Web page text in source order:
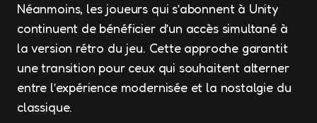
Néanmoins, les joueurs qui s’abonnent à Unity
continuent de bénéficier d’un accès simultané à
la version rétro du jeu. Cette approche garantit
une transition pour ceux qui souhaitent alterner
entre l’expérience modernisée et la nostalgie du
classique.